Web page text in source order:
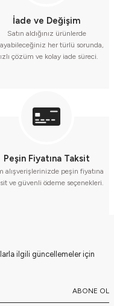
İade ve Değişim
Satın aldığınız ürünlerde
her türlü sorunda,
çözüm ve kolay iade süreci.
Peşin Fiyatına Taksit
alışverişlerinizde peşin fiyatına
ve güvenli ödeme seçenekleri.
ilgili güncellemeler için
ABONE OL